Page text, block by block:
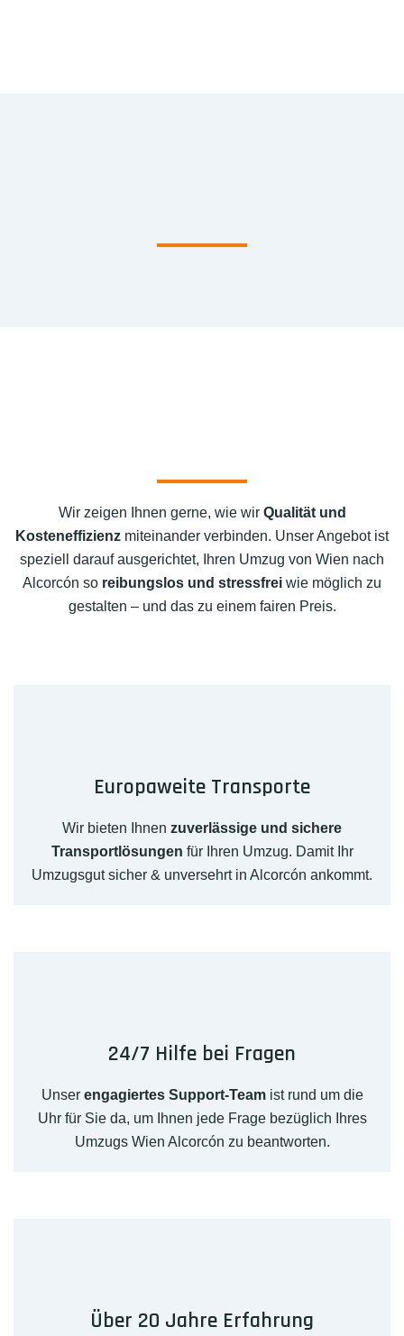
Wir zeigen Ihnen gerne, wie wir Qualität und
Kosteneffizienz miteinander verbinden. Unser Angebot ist
speziell darauf ausgerichtet, Ihren Umzug von Wien nach
Alcorcón so reibungslos und stressfrei wie möglich zu
gestalten – und das zu einem fairen Preis.
Europaweite Transporte
Wir bieten Ihnen zuverlässige und sichere
Transportlösungen für Ihren Umzug. Damit Ihr
Umzugsgut sicher & unversehrt in Alcorcón ankommt.
24/7 Hilfe bei Fragen
Unser engagiertes Support-Teamist rund um die
Uhr für Sie da, um Ihnen jede Frage bezüglich Ihres
Umzugs Wien Alcorcón zu beantworten.
Über 20 Jahre Erfahrung